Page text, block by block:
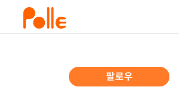
팔로우